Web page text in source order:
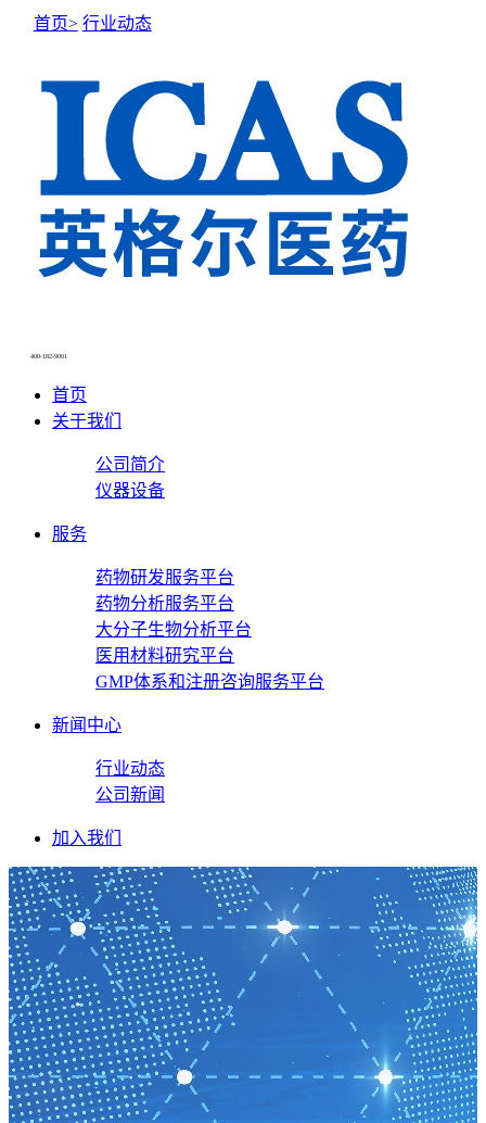
400-182-9001
首页
关于我们
公司简介
仪器设备
服务
药物研发服务平台
药物分析服务平台
大分子生物分析平台
医用材料研究平台
GMP体系和注册咨询服务平台
新闻中心
行业动态
公司新闻
加入我们
NEWS CENTER
首页> 行业动态